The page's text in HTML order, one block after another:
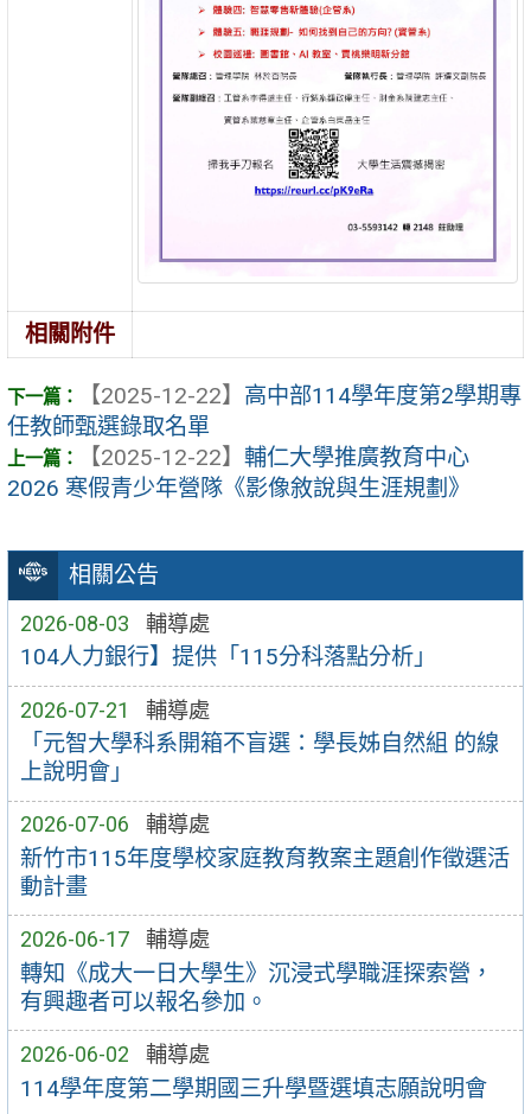
相關公告
2026-08-03 輔導處
104人力銀行】提供「115分科落點分析」
2026-07-21 輔導處
「元智大學科系開箱不盲選：學長姊自然組 的線
上說明會」
2026-07-06 輔導處
新竹市115年度學校家庭教育教案主題創作徵選活
動計畫
2026-06-17 輔導處
轉知《成大一日大學生》沉浸式學職涯探索營，
有興趣者可以報名參加。
2026-06-02 輔導處
114學年度第二學期國三升學暨選填志願說明會
相關附件
【2025-12-22】 高中部114學年度第2學期專
任教師甄選錄取名單
【2025-12-22】 輔仁大學推廣教育中心
2026 寒假青少年營隊《影像敘說與生涯規劃》